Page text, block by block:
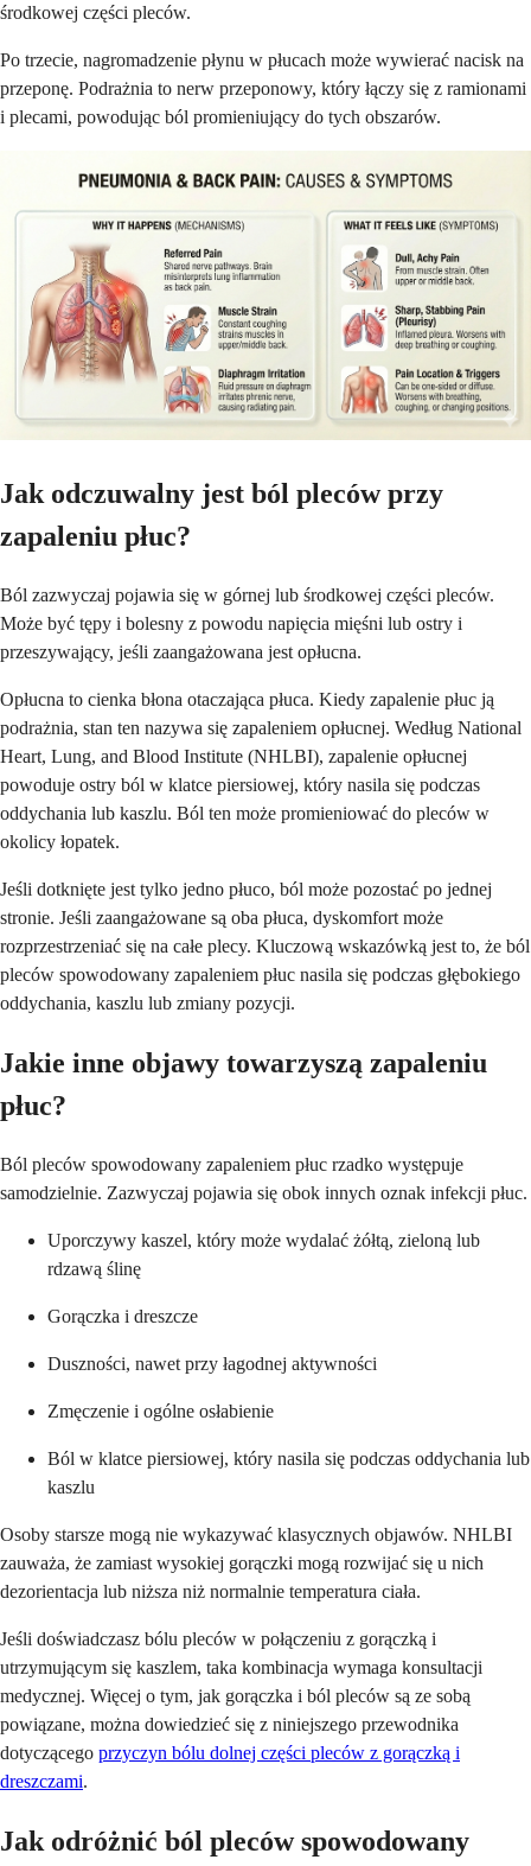
środkowej części pleców.
Po trzecie, nagromadzenie płynu w płucach może wywierać nacisk na
przeponę. Podrażnia to nerw przeponowy, który łączy się z ramionami
i plecami, powodując ból promieniujący do tych obszarów.
Jak odczuwalny jest ból pleców przy
zapaleniu płuc?
Ból zazwyczaj pojawia się w górnej lub środkowej części pleców.
Może być tępy i bolesny z powodu napięcia mięśni lub ostry i
przeszywający, jeśli zaangażowana jest opłucna.
Opłucna to cienka błona otaczająca płuca. Kiedy zapalenie płuc ją
podrażnia, stan ten nazywa się zapaleniem opłucnej. Według National
Heart, Lung, and Blood Institute (NHLBI), zapalenie opłucnej
powoduje ostry ból w klatce piersiowej, który nasila się podczas
oddychania lub kaszlu. Ból ten może promieniować do pleców w
okolicy łopatek.
Jeśli dotknięte jest tylko jedno płuco, ból może pozostać po jednej
stronie. Jeśli zaangażowane są oba płuca, dyskomfort może
rozprzestrzeniać się na całe plecy. Kluczową wskazówką jest to, że ból
pleców spowodowany zapaleniem płuc nasila się podczas głębokiego
oddychania, kaszlu lub zmiany pozycji.
Jakie inne objawy towarzyszą zapaleniu
płuc?
Ból pleców spowodowany zapaleniem płuc rzadko występuje
samodzielnie. Zazwyczaj pojawia się obok innych oznak infekcji płuc.
Uporczywy kaszel, który może wydalać żółtą, zieloną lub
rdzawą ślinę
Gorączka i dreszcze
Duszności, nawet przy łagodnej aktywności
Zmęczenie i ogólne osłabienie
Ból w klatce piersiowej, który nasila się podczas oddychania lub
kaszlu
Osoby starsze mogą nie wykazywać klasycznych objawów. NHLBI
zauważa, że zamiast wysokiej gorączki mogą rozwijać się u nich
dezorientacja lub niższa niż normalnie temperatura ciała.
Jeśli doświadczasz bólu pleców w połączeniu z gorączką i
utrzymującym się kaszlem, taka kombinacja wymaga konsultacji
medycznej. Więcej o tym, jak gorączka i ból pleców są ze sobą
powiązane, można dowiedzieć się z niniejszego przewodnika
dotyczącego przyczyn bólu dolnej części pleców z gorączką i
dreszczami.
Jak odróżnić ból pleców spowodowany